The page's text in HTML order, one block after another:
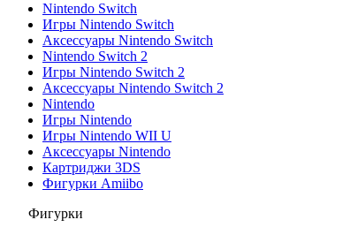
Nintendo Switch
Игры Nintendo Switch
Аксессуары Nintendo Switch
Nintendo Switch 2
Игры Nintendo Switch 2
Аксессуары Nintendo Switch 2
Nintendo
Игры Nintendo
Игры Nintendo WII U
Аксессуары Nintendo
Картриджи 3DS
Фигурки Amiibo
Фигурки